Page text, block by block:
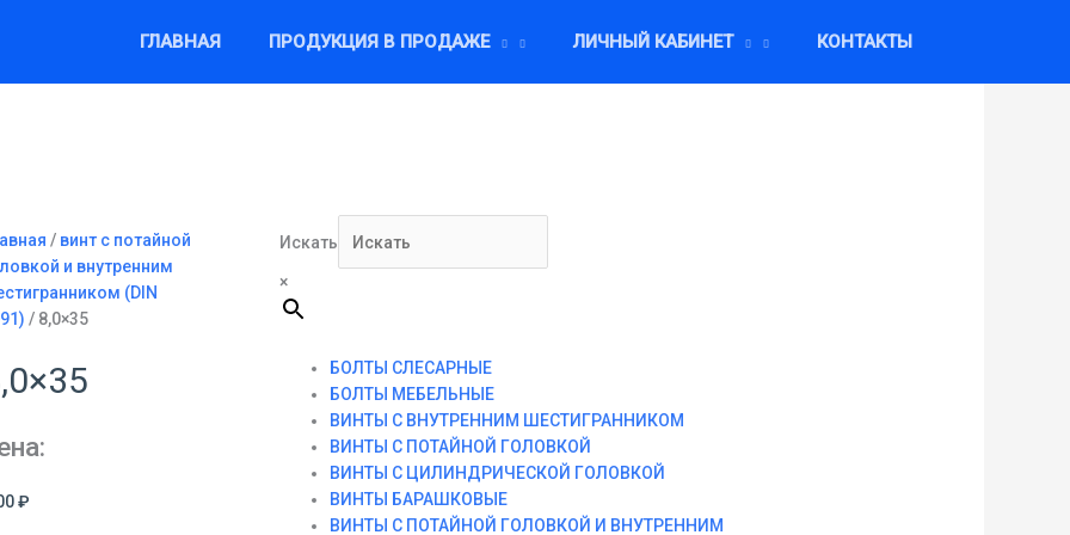
ГЛАВНАЯ ПРОДУКЦИЯ В ПРОДАЖЕ ЛИЧНЫЙ КАБИНЕТ КОНТАКТЫ
/ винт с потайной
и внутренним
(DIN
/ 8,0×35
₽
Искать
×
БОЛТЫ СЛЕСАРНЫЕ
БОЛТЫ МЕБЕЛЬНЫЕ
ВИНТЫ С ВНУТРЕННИМ ШЕСТИГРАННИКОМ
ВИНТЫ С ПОТАЙНОЙ ГОЛОВКОЙ
ВИНТЫ С ЦИЛИНДРИЧЕСКОЙ ГОЛОВКОЙ
ВИНТЫ БАРАШКОВЫЕ
ВИНТЫ С ПОТАЙНОЙ ГОЛОВКОЙ И ВНУТРЕННИМ